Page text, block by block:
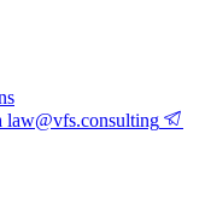
law@vfs.consulting